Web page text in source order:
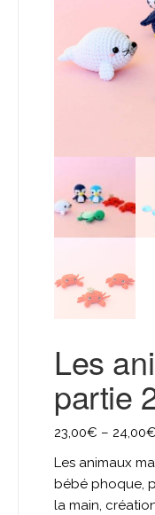
Les
partie
23,00€ – 24,00€
Les animaux
bébé phoque,
la main,